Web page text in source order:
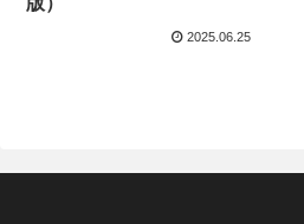
2025.06.25